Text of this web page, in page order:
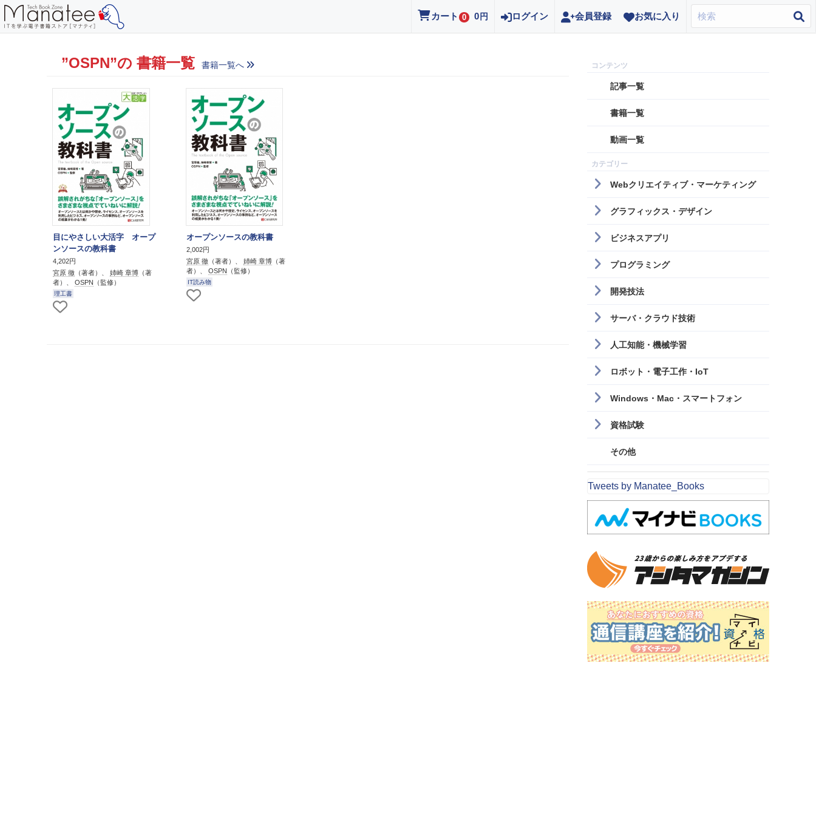
カート 0 0 円 ログイン 会員登録 お気に入り
”OSPN”の 書籍一覧 書籍一覧へ
目にやさしい大活字 オープ
ンソースの教科書
4,202円
宮原 徹 （著者）、 姉崎 章博 （著
者）、 OSPN （監修）
理工書
オープンソースの教科書
2,002円
宮原 徹 （著者）、 姉崎 章博 （著
者）、 OSPN （監修）
IT読み物
記事一覧
書籍一覧
動画一覧
Webクリエイティブ・マーケティング
グラフィックス・デザイン
ビジネスアプリ
プログラミング
開発技法
サーバ・クラウド技術
人工知能・機械学習
ロボット・電子工作・IoT
Windows・Mac・スマートフォン
資格試験
その他
Tweets by Manatee_Books